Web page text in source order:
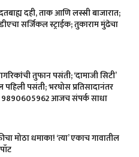
दही, ताक आणि लस्सी बाजारात;
सर्जिकल स्ट्राईक; ​तुकाराम मुंढेचा
तुफान पसंती; ‘दामाजी सिटी’
पसंती; भरघोस प्रतिसादानंतर
9890605962 आजच संपर्क साधा
मोठा धमाका! ‘त्या’ एकाच गावातील